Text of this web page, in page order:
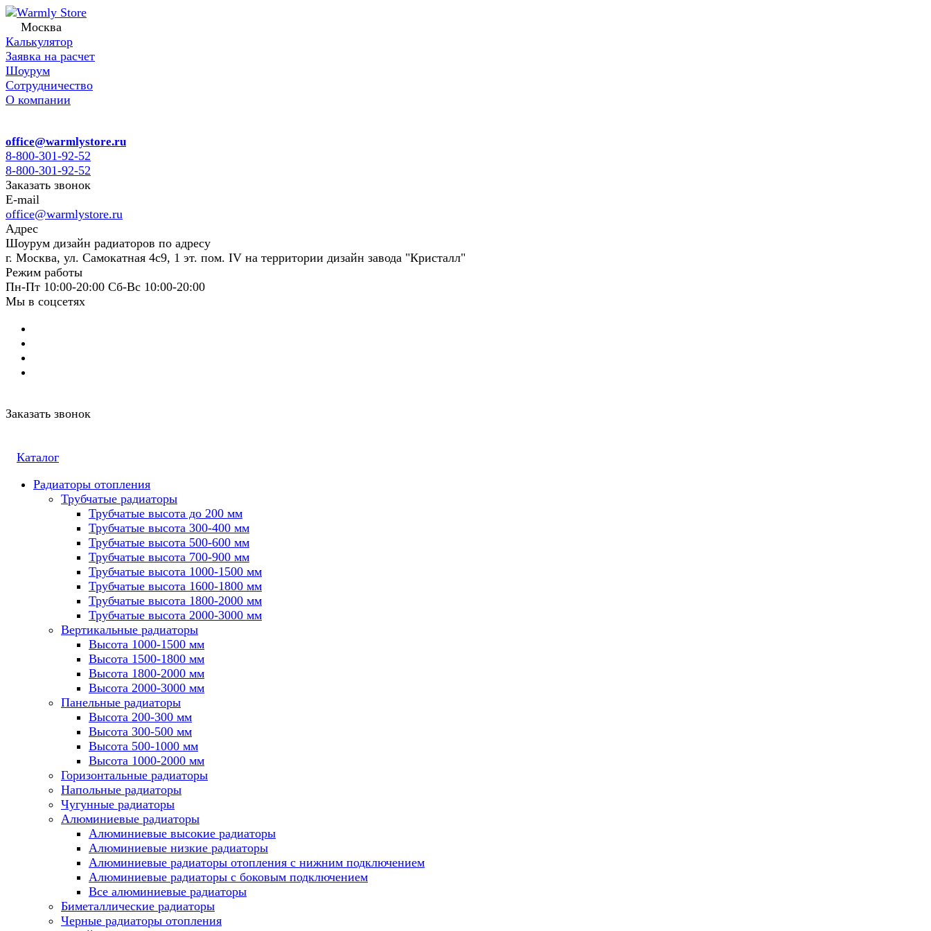
Москва
Калькулятор
Заявка на расчет
Шоурум
Сотрудничество
О компании
office@warmlystore.ru
8-800-301-92-52
8-800-301-92-52
Заказать звонок
E-mail
office@warmlystore.ru
Адрес
Шоурум дизайн радиаторов по адресу
г. Москва, ул. Самокатная 4с9, 1 эт. пом. IV на территории дизайн завода "Кристалл"
Режим работы
Пн-Пт 10:00-20:00 Сб-Вс 10:00-20:00
Мы в соцсетях
Заказать звонок
Каталог
Радиаторы отопления
Трубчатые радиаторы
Трубчатые высота до 200 мм
Трубчатые высота 300-400 мм
Трубчатые высота 500-600 мм
Трубчатые высота 700-900 мм
Трубчатые высота 1000-1500 мм
Трубчатые высота 1600-1800 мм
Трубчатые высота 1800-2000 мм
Трубчатые высота 2000-3000 мм
Вертикальные радиаторы
Высота 1000-1500 мм
Высота 1500-1800 мм
Высота 1800-2000 мм
Высота 2000-3000 мм
Панельные радиаторы
Высота 200-300 мм
Высота 300-500 мм
Высота 500-1000 мм
Высота 1000-2000 мм
Горизонтальные радиаторы
Напольные радиаторы
Чугунные радиаторы
Алюминиевые радиаторы
Алюминиевые высокие радиаторы
Алюминиевые низкие радиаторы
Алюминиевые радиаторы отопления с нижним подключением
Алюминиевые радиаторы с боковым подключением
Все алюминиевые радиаторы
Биметаллические радиаторы
Черные радиаторы отопления